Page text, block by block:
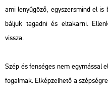
ami le­nyű­gö­ző, egy­szer­s­mind el
bál­juk ta­gad­ni és el­ta­kar­ni.
vissza.
Szép és fen­sé­ges nem egy­más­sal
fo­gal­mak. El­kép­zel­he­tő a